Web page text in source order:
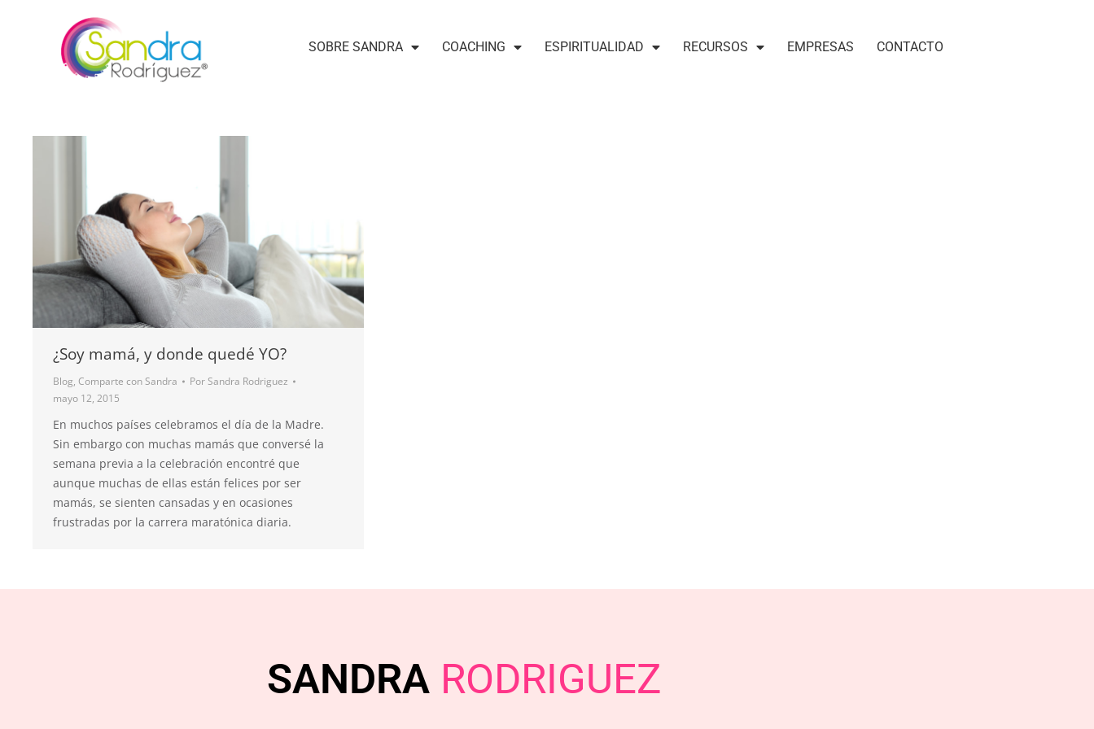
SOBRE SANDRA COACHING ESPIRITUALIDAD RECURSOS EMPRESAS CONTACTO
¿Soy mamá, y donde quedé YO?
Blog, Comparte con Sandra Por Sandra Rodriguez
mayo 12, 2015
En muchos países celebramos el día de la Madre.
Sin embargo con muchas mamás que conversé la
semana previa a la celebración encontré que
aunque muchas de ellas están felices por ser
mamás, se sienten cansadas y en ocasiones
frustradas por la carrera maratónica diaria.
SANDRA RODRIGUEZ